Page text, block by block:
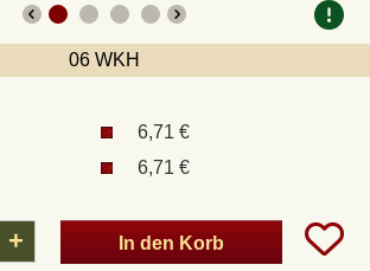
06 WKH
6,71 €
6,71 €
+ In den Korb